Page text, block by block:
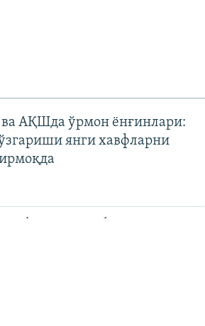
ва АҚШда ўрмон ёнғинлари:
янги хавфларни